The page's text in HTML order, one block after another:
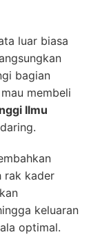
luar biasa
bagian
membeli
Ilmu
rak kader
keluaran
optimal.